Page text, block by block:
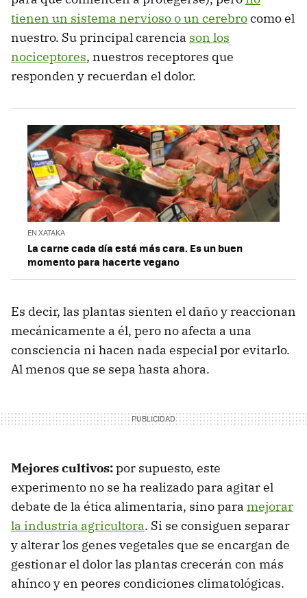
tienen un sistema nervioso o un cerebrocomo el
nuestro. Su principal carencia son los
nociceptores, nuestros receptores que
responden y recuerdan el dolor.
EN XATAKA
La carne cada día está más cara. Es un buen
momento para hacerte vegano
Es decir, las plantas sienten el daño y reaccionan
mecánicamente a él, pero no afecta a una
consciencia ni hacen nada especial por evitarlo.
Al menos que se sepa hasta ahora.
Mejores cultivos:por supuesto, este
experimento no se ha realizado para agitar el
debate de la ética alimentaria, sino para mejorar
la industria agricultora. Si se consiguen separar
y alterar los genes vegetales que se encargan de
gestionar el dolor las plantas crecerán con más
ahínco y en peores condiciones climatológicas.